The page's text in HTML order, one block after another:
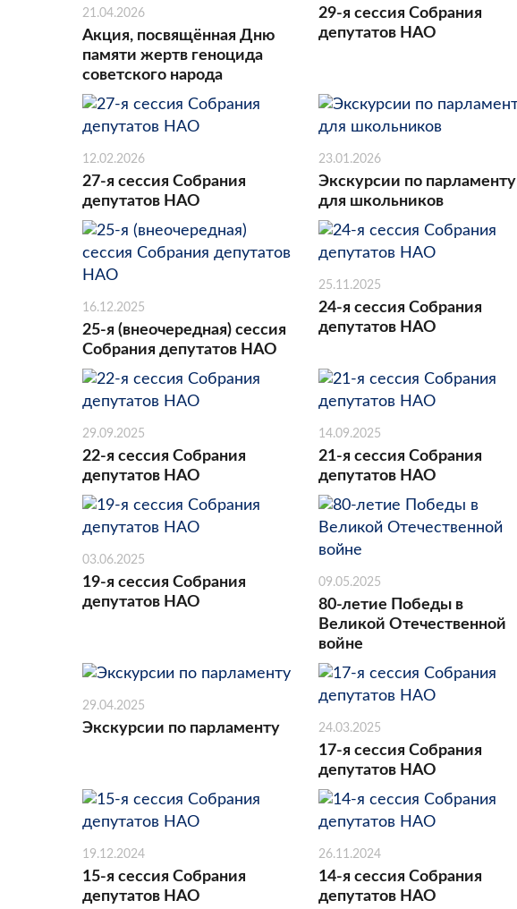
21.04.2026
Акция, посвящённая Дню
памяти жертв геноцида
советского народа
29-я сессия Собрания
депутатов НАО
12.02.2026
27-я сессия Собрания
депутатов НАО
23.01.2026
Экскурсии по парламенту
для школьников
16.12.2025
25-я (внеочередная) сессия
Собрания депутатов НАО
25.11.2025
24-я сессия Собрания
депутатов НАО
29.09.2025
22-я сессия Собрания
депутатов НАО
14.09.2025
21-я сессия Собрания
депутатов НАО
03.06.2025
19-я сессия Собрания
депутатов НАО
09.05.2025
80-летие Победы в
Великой Отечественной
войне
29.04.2025
Экскурсии по парламенту 24.03.2025
17-я сессия Собрания
депутатов НАО
19.12.2024
15-я сессия Собрания
депутатов НАО
26.11.2024
14-я сессия Собрания
депутатов НАО